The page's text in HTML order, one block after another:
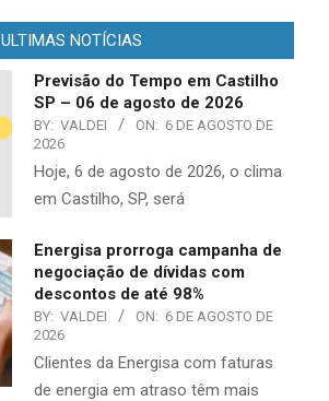
ULTIMAS NOTÍCIAS
Previsão do Tempo em Castilho
SP – 06 de agosto de 2026
BY: VALDEI ON: 6 DE AGOSTO DE
2026
Hoje, 6 de agosto de 2026, o clima
em Castilho, SP, será
Energisa prorroga campanha de
negociação de dívidas com
descontos de até 98%
BY: VALDEI ON: 6 DE AGOSTO DE
2026
​Clientes da Energisa com faturas
de energia em atraso têm mais